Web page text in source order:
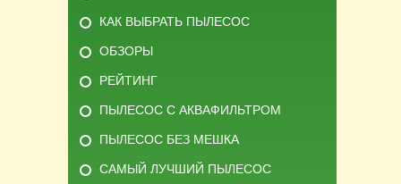
КАК ВЫБРАТЬ ПЫЛЕСОС
ОБЗОРЫ
РЕЙТИНГ
ПЫЛЕСОС С АКВАФИЛЬТРОМ
ПЫЛЕСОС БЕЗ МЕШКА
САМЫЙ ЛУЧШИЙ ПЫЛЕСОС